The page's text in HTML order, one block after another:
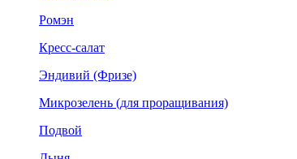
Ромэн
Кресс-салат
Эндивий (Фризе)
Микрозелень (для проращивания)
Подвой